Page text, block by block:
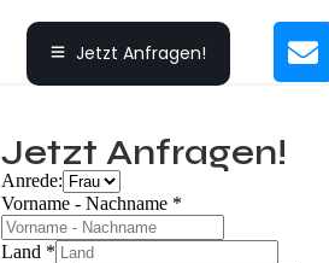
Jetzt Anfragen!
Jetzt Anfragen!
Anrede:
Vorname - Nachname *
Land *